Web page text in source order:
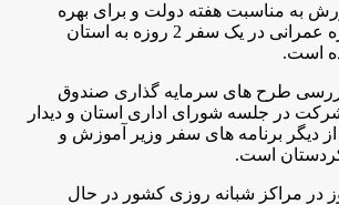
به مناسبت هفته دولت و برای بهره
برداری از چند پروژه عمرانی در یک سفر 2 روزه به استان
است.
طرح های سرمایه گذاری صندوق
در جلسه شورای اداری استان و دیدار
دیگر برنامه های سفر وزیر آموزش و
است.
در مراکز شبانه روزی کشور در حال